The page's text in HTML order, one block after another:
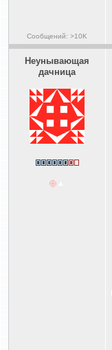
Сообщений: >10K
Heyнывaющая
дaчницa